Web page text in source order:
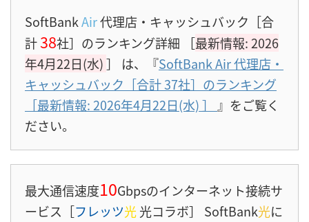
SoftBankAir代理店・キャッシュバック［合
計38社］のランキング詳細 ［最新情報: 2026
年4月22日(水)］ は、『SoftBank Air 代理店・
キャッシュバック［合計 37社］のランキング
［最新情報: 2026年4月22日(水)］
』をご覧く
ださい。
最大通信速度10Gbpsのインターネット接続サ
ービス［フレッツ光光コラボ］ SoftBank光に